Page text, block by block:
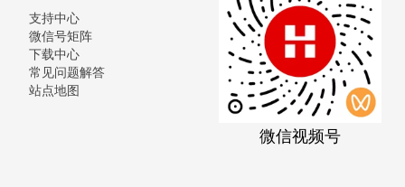
支持中心
微信号矩阵
下载中心
常见问题解答
站点地图
微信视频号